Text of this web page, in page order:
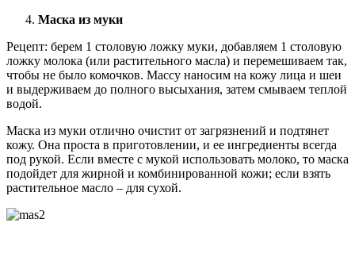
Маска из муки
Рецепт: берем 1 столовую ложку муки, добавляем 1 столовую
ложку молока (или растительного масла) и перемешиваем так,
чтобы не было комочков. Массу наносим на кожу лица и шеи
и выдерживаем до полного высыхания, затем смываем теплой
водой.
Маска из муки отлично очистит от загрязнений и подтянет
кожу. Она проста в приготовлении, и ее ингредиенты всегда
под рукой. Если вместе с мукой использовать молоко, то маска
подойдет для жирной и комбинированной кожи; если взять
растительное масло – для сухой.